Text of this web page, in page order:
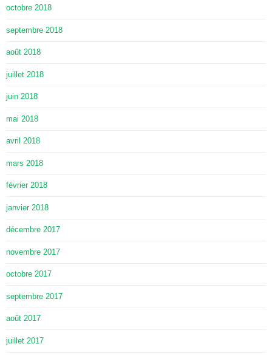
octobre 2018
septembre 2018
août 2018
juillet 2018
juin 2018
mai 2018
avril 2018
mars 2018
février 2018
janvier 2018
décembre 2017
novembre 2017
octobre 2017
septembre 2017
août 2017
juillet 2017